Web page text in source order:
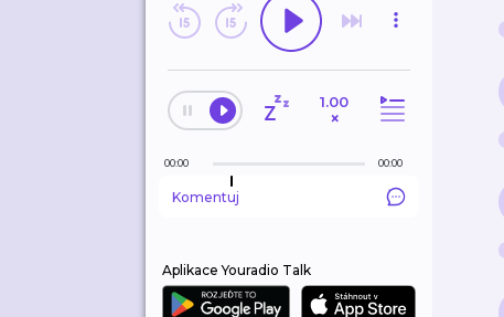
1.00
×
00:00 00:00
Komentuj
Aplikace Youradio Talk